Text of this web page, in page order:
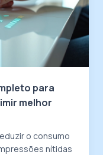
para
melhor
o consumo
nítidas